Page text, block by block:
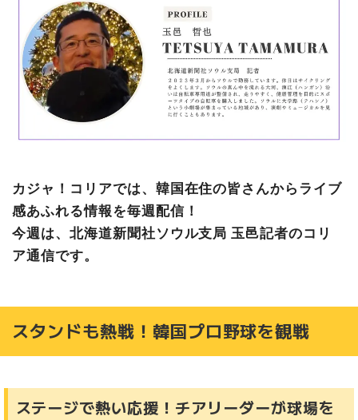
カジャ！コリアでは、韓国在住の皆さんからライブ
感あふれる情報を毎週配信！
今週は、北海道新聞社ソウル支局 玉邑記者のコリ
ア通信です。
スタンドも熱戦！韓国プロ野球を観戦
ステージで熱い応援！チアリーダーが球場を